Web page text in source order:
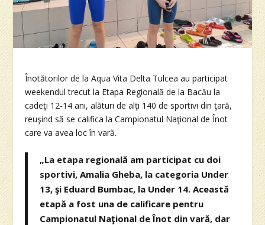
Înotătorilor de la Aqua Vita Delta Tulcea au participat
weekendul trecut la Etapa Regională de la Bacău la
cadeţi 12-14 ani, alături de alţi 140 de sportivi din ţară,
reuşind să se califica la Campionatul Naţional de Înot
care va avea loc în vară.
„La etapa regională am participat cu doi
sportivi, Amalia Gheba, la categoria Under
13, şi Eduard Bumbac, la Under 14. Această
etapă a fost una de calificare pentru
Campionatul Naţional de Înot din vară, dar